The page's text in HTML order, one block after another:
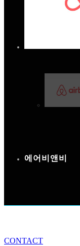
에어비앤비
CONTACT